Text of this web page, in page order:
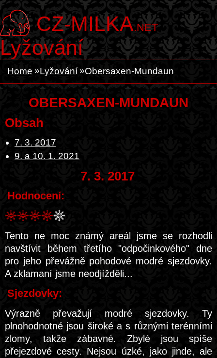
CZ-MILKA.NET
Lyžování
Home Lyžování Obersaxen-Mundaun
OBERSAXEN-MUNDAUN
Obsah
7. 3. 2017
9. a 10. 1. 2021
7. 3. 2017
Hodnocení:
Tento ne moc známý areál jsme se rozhodli
navštívit během třetího "odpočinkového" dne
pro jeho převážně pohodové modré sjezdovky.
A zklamaní jsme neodjížděli...
Sjezdovky:
Výrazně převažují modré sjezdovky. Ty
plnohodnotné jsou široké a s různými terénními
zlomy, takže zábavné. Zbylé jsou spíše
přejezdové cesty. Nejsou úzké, jako jinde, ale